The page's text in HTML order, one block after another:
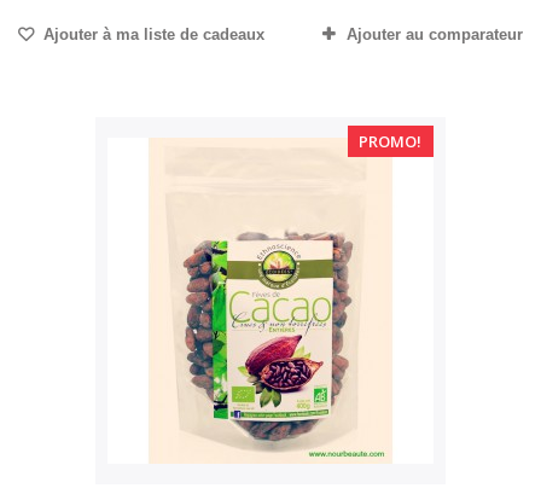
Ajouter à ma liste de cadeaux Ajouter au comparateur
PROMO!